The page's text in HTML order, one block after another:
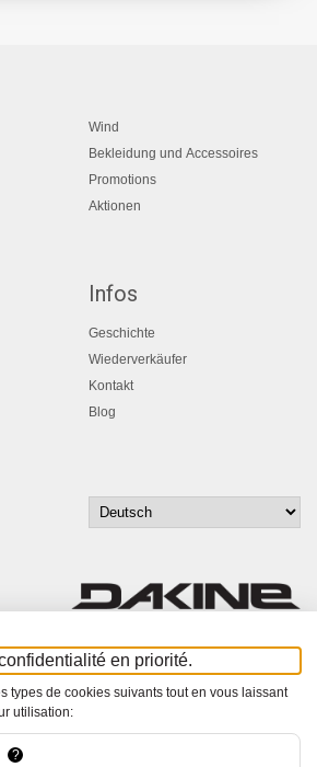
Wind
Bekleidung und Accessoires
Promotions
Aktionen
Infos
Geschichte
Wiederverkäufer
Kontakt
Blog
Melde dich für unseren Newsletter an!
Alle Rechte vorbehalten
en priorité.
types de cookies suivants tout en vous laissant
utilisation:
?